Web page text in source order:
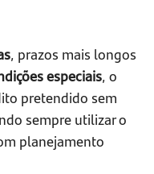
, prazos mais longos
especiais, o
pretendido sem
sempre utilizar o
planejamento